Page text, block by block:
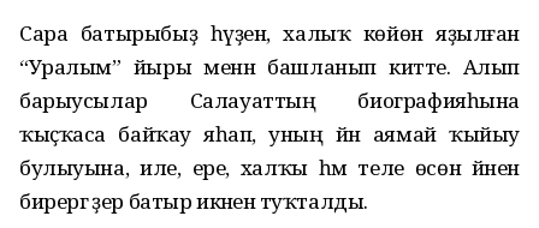
Сара батырыбыҙ һүҙенә, халыҡ көйөнә яҙылған
“Уралым” йыры менән башланып китте. Алып
барыусылар Салауаттың биографияһына
ҡыҫҡаса байҡау яһап, уның йән аямай ҡыйыу
булыуына, иле, ере, халҡы һәм теле өсөн йәнен
бирергә әҙер батыр икәненә туҡталды.